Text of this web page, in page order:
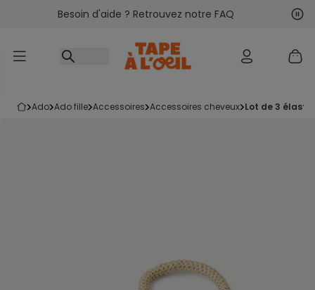
Accéder au contenu
Besoin d'aide ? Retrouvez notre FAQ
ado ado fille accessoires accessoires cheveux lot de 3